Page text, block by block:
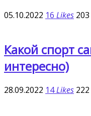
05.10.2022 16 Likes 203
Какой спорт
интересно)
28.09.2022 14Likes 222